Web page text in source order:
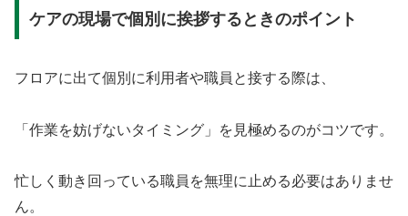
ケアの現場で個別に挨拶するときのポイント
フロアに出て個別に利用者や職員と接する際は、
「作業を妨げないタイミング」を見極めるのがコツです。
忙しく動き回っている職員を無理に止める必要はありませ
ん。